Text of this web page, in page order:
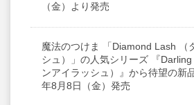
（金）より発売
魔法のつけま 「Diamond Lash （
シュ）」の人気シリーズ 『
ンアイラッシュ）』から待望の新
年8月8日（金）発売